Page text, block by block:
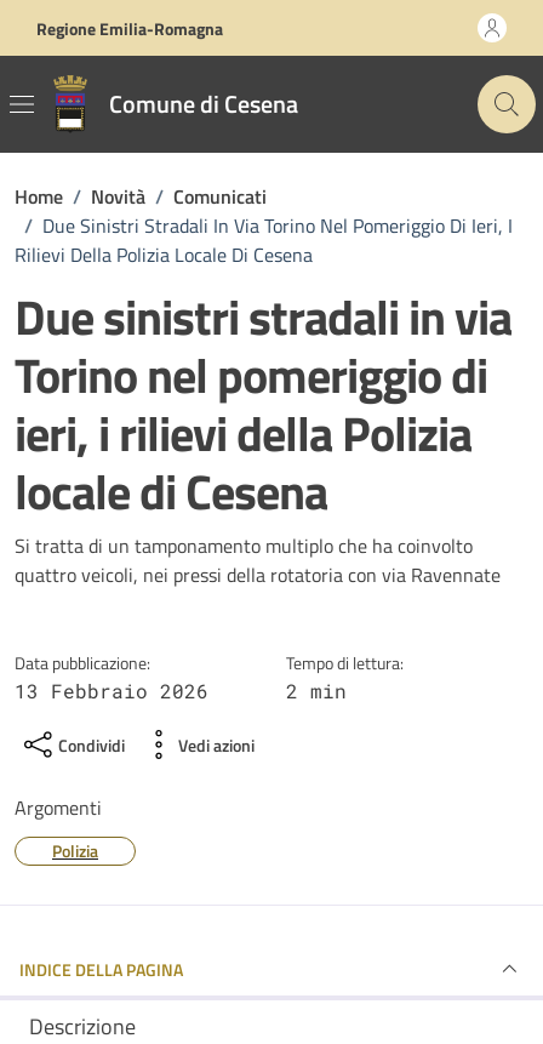
Regione Emilia-Romagna
Comune di Cesena
Home / Novità / Comunicati
/ Due Sinistri Stradali In Via Torino Nel Pomeriggio Di Ieri, I
Rilievi Della Polizia Locale Di Cesena
Due sinistri stradali in via
Torino nel pomeriggio di
ieri, i rilievi della Polizia
locale di Cesena
Dettagli della notizia
Si tratta di un tamponamento multiplo che ha coinvolto
quattro veicoli, nei pressi della rotatoria con via Ravennate
Data pubblicazione:
13 Febbraio 2026
Tempo di lettura:
2 min
Condividi Vedi azioni
Argomenti
Polizia
INDICE DELLA PAGINA
Descrizione